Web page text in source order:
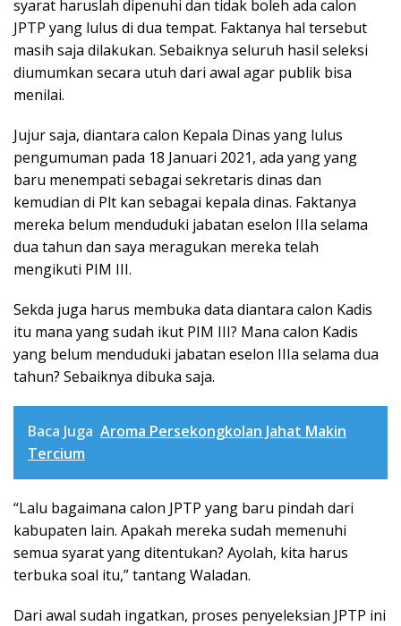
syarat haruslah dipenuhi dan tidak boleh ada calon
JPTP yang lulus di dua tempat. Faktanya hal tersebut
masih saja dilakukan. Sebaiknya seluruh hasil seleksi
diumumkan secara utuh dari awal agar publik bisa
menilai.
Jujur saja, diantara calon Kepala Dinas yang lulus
pengumuman pada 18 Januari 2021, ada yang yang
baru menempati sebagai sekretaris dinas dan
kemudian di Plt kan sebagai kepala dinas. Faktanya
mereka belum menduduki jabatan eselon IIIa selama
dua tahun dan saya meragukan mereka telah
mengikuti PIM III.
Sekda juga harus membuka data diantara calon Kadis
itu mana yang sudah ikut PIM III? Mana calon Kadis
yang belum menduduki jabatan eselon IIIa selama dua
tahun? Sebaiknya dibuka saja.
Baca Juga Aroma Persekongkolan Jahat Makin
Tercium
“Lalu bagaimana calon JPTP yang baru pindah dari
kabupaten lain. Apakah mereka sudah memenuhi
semua syarat yang ditentukan? Ayolah, kita harus
terbuka soal itu,” tantang Waladan.
Dari awal sudah ingatkan, proses penyeleksian JPTP ini